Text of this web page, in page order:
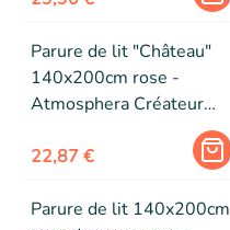
Parure de lit "Château"
140x200cm rose -
Atmosphera Créateur
22,87 €
Parure de lit 140x200cm